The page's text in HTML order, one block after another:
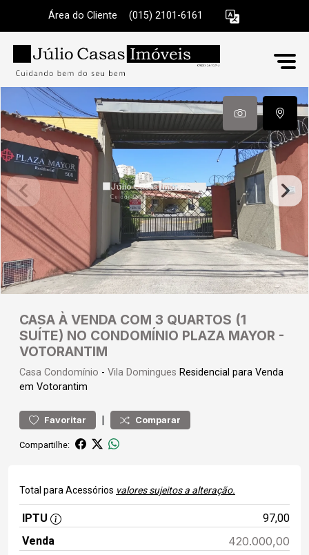
Área do Cliente (015) 2101-6161
CASA À VENDA COM 3 QUARTOS (1
SUÍTE) NO CONDOMÍNIO PLAZA MAYOR -
VOTORANTIM
Casa Condomínio - Vila Domingues Residencial para Venda
em Votorantim
Favoritar | Comparar
Compartilhe:
Total para Acessórios valores sujeitos a alteração.
IPTU
97,00
Venda
420.000,00